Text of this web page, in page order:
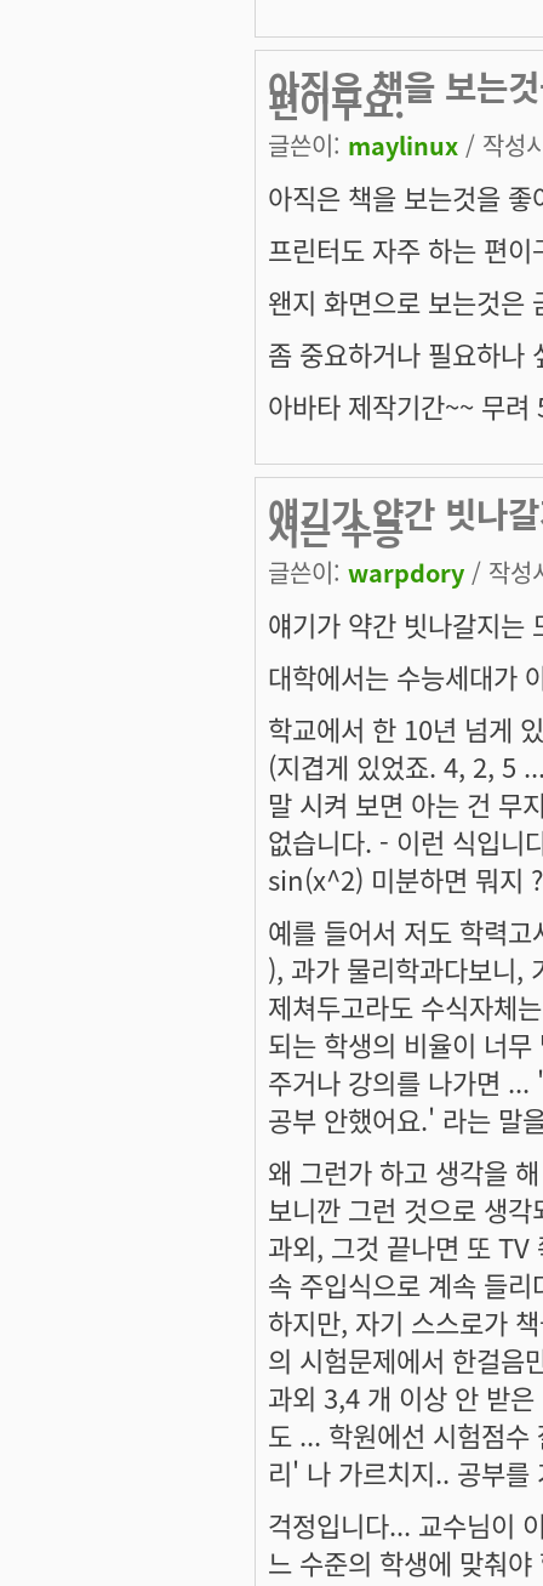
아직은 책을 보는
편이구요.
글쓴이: maylinux / 작성
아직은 책을 보는것을 좋
프린터도 자주 하는 편이
왠지 화면으로 보는것은
좀 중요하거나 필요하나
아바타 제작기간~~ 무
얘기가 약간 빗나
서는 수능
글쓴이: warpdory / 작성
얘기가 약간 빗나갈지는
대학에서는 수능세대가
학교에서 한 10년 넘게
(지겹게 있었죠. 4, 2, 5
말 시켜 보면 아는 건 무
없습니다. - 이런 식입니
sin(x^2) 미분하면 뭐지
예를 들어서 저도 학력
), 과가 물리학과다보니,
제쳐두고라도 수식자체
되는 학생의 비율이 너
주거나 강의를 나가면
공부 안했어요.' 라는 말
왜 그런가 하고 생각을
보니깐 그런 것으로 생
과외, 그것 끝나면 또
속 주입식으로 계속 들
하지만, 자기 스스로가
의 시험문제에서 한걸음
과외 3,4 개 이상 안 받
도 ... 학원에선 시험점
리' 나 가르치지.. 공부를
걱정입니다... 교수님이
느 수준의 학생에 맞춰야